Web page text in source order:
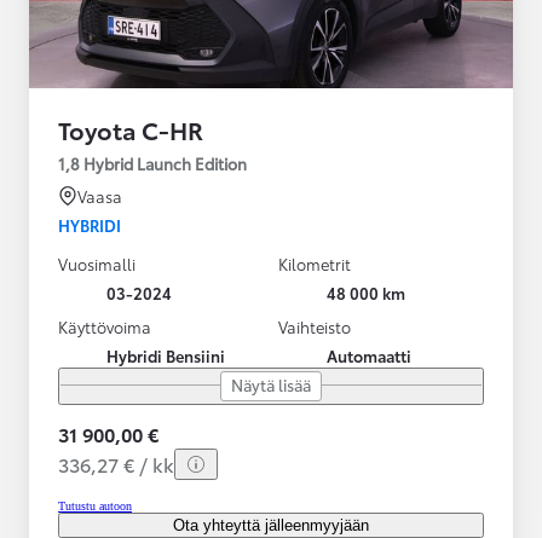
Toyota C-HR
1,8 Hybrid Launch Edition
Vaasa
HYBRIDI
Vuosimalli
03-2024
Kilometrit
48 000 km
Käyttövoima
Hybridi Bensiini
Vaihteisto
Automaatti
Näytä lisää
31 900,00 €
336,27 € / kk
Tutustu autoon
Ota yhteyttä jälleenmyyjään